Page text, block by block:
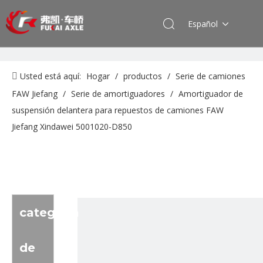
Español
Usted está aquí: Hogar / productos / Serie de camiones
FAW Jiefang / Serie de amortiguadores / Amortiguador de
suspensión delantera para repuestos de camiones FAW
Jiefang Xindawei 5001020-D850
categoria
de